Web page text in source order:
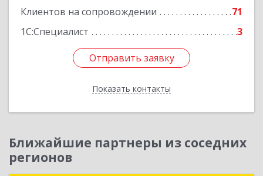
Клиентов на сопровождении
71
1С:Специалист
3
Отправить заявку
Показать контакты
Отправить заявку
Назад
Ближайшие партнеры из соседних
регионов